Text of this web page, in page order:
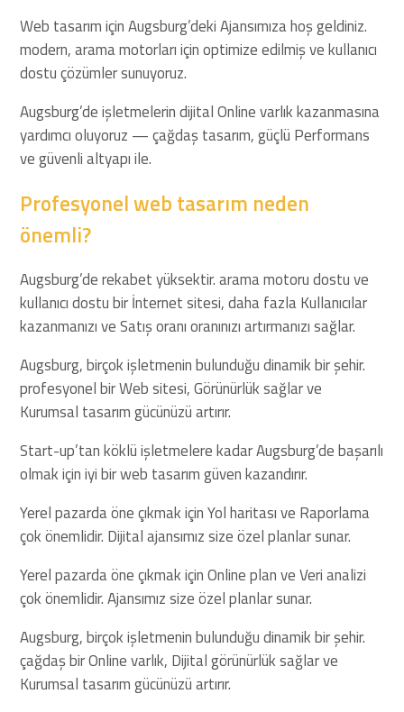
Web tasarım için Augsburg’deki Ajansımıza hoş geldiniz.
modern, arama motorları için optimize edilmiş ve kullanıcı
dostu çözümler sunuyoruz.
Augsburg’de işletmelerin dijital Online varlık kazanmasına
yardımcı oluyoruz — çağdaş tasarım, güçlü Performans
ve güvenli altyapı ile.
Profesyonel web tasarım neden
önemli?
Augsburg’de rekabet yüksektir. arama motoru dostu ve
kullanıcı dostu bir İnternet sitesi, daha fazla Kullanıcılar
kazanmanızı ve Satış oranı oranınızı artırmanızı sağlar.
Augsburg, birçok işletmenin bulunduğu dinamik bir şehir.
profesyonel bir Web sitesi, Görünürlük sağlar ve
Kurumsal tasarım gücünüzü artırır.
Start-up’tan köklü işletmelere kadar Augsburg’de başarılı
olmak için iyi bir web tasarım güven kazandırır.
Yerel pazarda öne çıkmak için Yol haritası ve Raporlama
çok önemlidir. Dijital ajansımız size özel planlar sunar.
Yerel pazarda öne çıkmak için Online plan ve Veri analizi
çok önemlidir. Ajansımız size özel planlar sunar.
Augsburg, birçok işletmenin bulunduğu dinamik bir şehir.
çağdaş bir Online varlık, Dijital görünürlük sağlar ve
Kurumsal tasarım gücünüzü artırır.